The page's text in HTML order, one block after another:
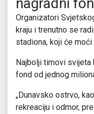
nagradni
Organizatori
kraju i trenutno se
stadiona, koji će
Najbolji timovi
fond od jednog
„Dunavsko ostrvo,
rekreaciju i odmor,